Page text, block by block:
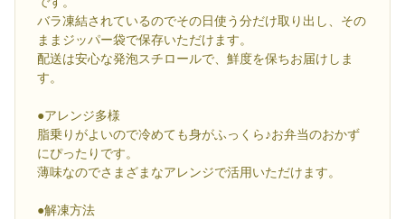
バラ凍結されているのでその日使う分だけ取り出し、その
ままジッパー袋で保存いただけます。
配送は安心な発泡スチロールで、鮮度を保ちお届けしま
す。
●アレンジ多様
脂乗りがよいので冷めても身がふっくら♪お弁当のおかず
にぴったりです。
薄味なのでさまざまなアレンジで活用いただけます。
●解凍方法